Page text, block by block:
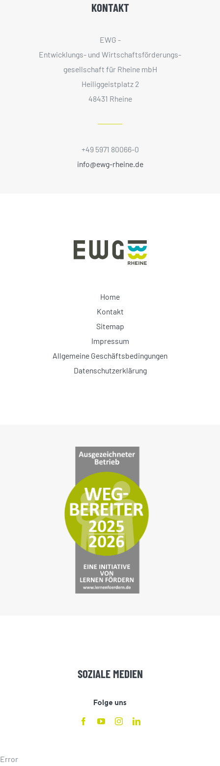
KONTAKT
EWG -
Entwicklungs- und Wirtschaftsförderungs­
gesellschaft für Rheine mbH
Heiliggeistplatz 2
48431 Rheine
+49 5971 80066-0
info@ewg-rheine.de
Home
Kontakt
Sitemap
Impressum
Allgemeine Geschäftsbedingungen
Datenschutzerklärung
SOZIALE MEDIEN
Folge uns
Error